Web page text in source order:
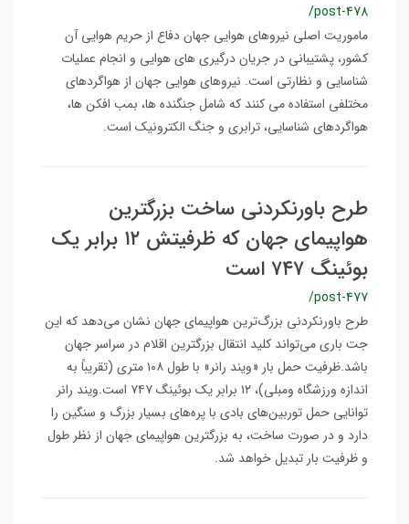
/post-478
ماموریت اصلی نیروهای هوایی جهان دفاع از حریم هوایی آن
کشور، پشتیبانی در جریان درگیری های هوایی و انجام عملیات
شناسایی و نظارتی است. نیروهای هوایی جهان از هواگردهای
مختلفی استفاده می کنند که شامل جنگنده ها، بمب افکن ها،
هواگردهای شناسایی، ترابری و جنگ الکترونیک است.
طرح باورنکردنی ساخت بزرگترین
هواپیمای جهان که ظرفیتش ۱۲ برابر یک
بوئینگ ۷۴۷ است
/post-477
طرح‌ باورنکردنی بزرگ‌ترین هواپیمای جهان نشان می‌دهد که این
جت باری می‌تواند کلید انتقال بزرگترین اقلام در سراسر جهان
باشد.ظرفیت حمل بار «ویند رانر» با طول ۱۰۸ متری (تقریباً به
اندازه ورزشگاه ومبلی)، ۱۲ برابر یک بوئینگ ۷۴۷ است.ویند رانر
توانایی حمل توربین‌های بادی با پره‌های بسیار بزرگ و سنگین را
دارد و در صورت ساخت، به بزرگترین هواپیمای جهان از نظر طول
و ظرفیت بار تبدیل خواهد شد.